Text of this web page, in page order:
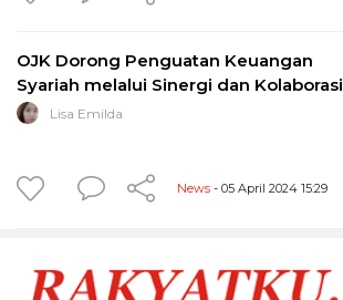
OJK Dorong Penguatan Keuangan
Syariah melalui Sinergi dan Kolaborasi
Lisa Emilda
News - 05 April 2024 15:29